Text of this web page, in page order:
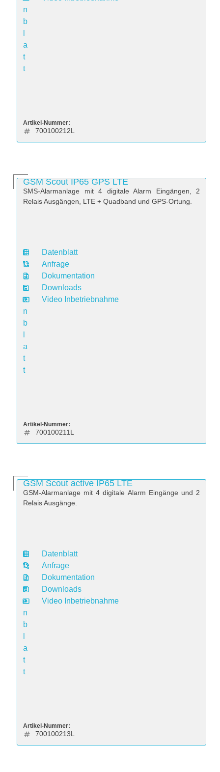
n
b
a
t
t
Artikel-Nummer:
700100212L
GSM Scout IP65 GPS LTE
SMS-Alarmanlage mit 4 digitale Alarm Eingängen, 2
Relais Ausgängen, LTE + Quadband und GPS-Ortung.
D
a
t
e
n
b
a
t
t
Datenblatt
Anfrage
Dokumentation
Downloads
Video Inbetriebnahme
Artikel-Nummer:
700100211L
GSM Scout active IP65 LTE
GSM-Alarmanlage mit 4 digitale Alarm Eingänge und 2
Relais Ausgänge.
D
a
t
e
n
b
a
t
t
Datenblatt
Anfrage
Dokumentation
Downloads
Video Inbetriebnahme
Artikel-Nummer:
700100213L